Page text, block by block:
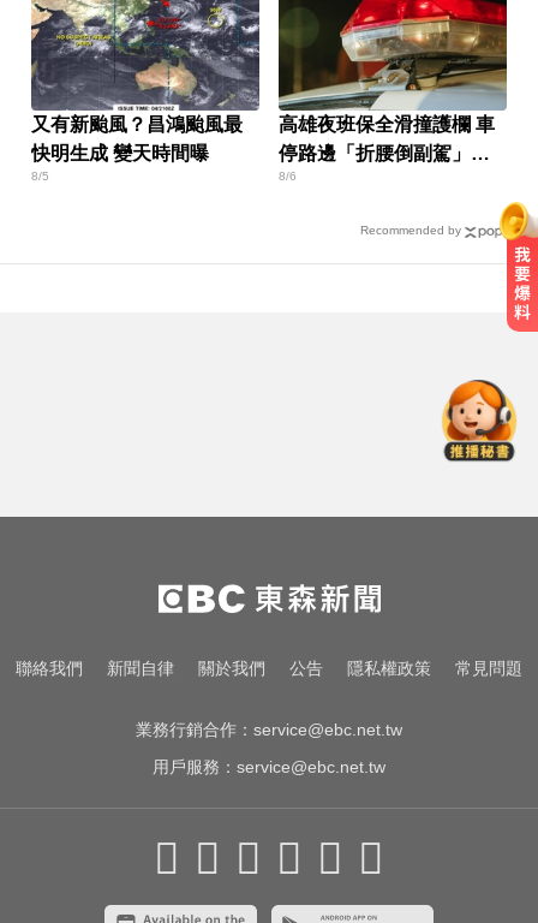
又有新颱風？昌鴻颱風最
快明生成 變天時間曝
8/5
高雄夜班保全滑撞護欄 車
停路邊「折腰倒副駕」
亡！
8/6
Recommended by
列國家災難
民眾黨創黨元老退黨！暗控黨中央
因人成事：帶著尊嚴離開
新／前台南議長郭信良涉侵占 檢建
聯絡我們 新聞自律 關於我們 公告 隱私權政策 常見問題
業務行銷合作： service@ebc.net.tw
用戶服務： service@ebc.net.tw